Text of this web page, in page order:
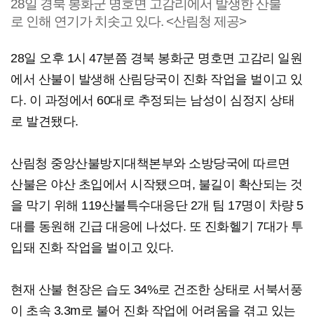
28일 경북 봉화군 명호면 고감리에서 발생한 산불
로 인해 연기가 치솟고 있다. <산림청 제공>
28일 오후 1시 47분쯤 경북 봉화군 명호면 고감리 일원
에서 산불이 발생해 산림당국이 진화 작업을 벌이고 있
다. 이 과정에서 60대로 추정되는 남성이 심정지 상태
로 발견됐다.
산림청 중앙산불방지대책본부와 소방당국에 따르면
산불은 야산 초입에서 시작됐으며, 불길이 확산되는 것
을 막기 위해 119산불특수대응단 2개 팀 17명이 차량 5
대를 동원해 긴급 대응에 나섰다. 또 진화헬기 7대가 투
입돼 진화 작업을 벌이고 있다.
현재 산불 현장은 습도 34%로 건조한 상태로 서북서풍
이 초속 3.3m로 불어 진화 작업에 어려움을 겪고 있는